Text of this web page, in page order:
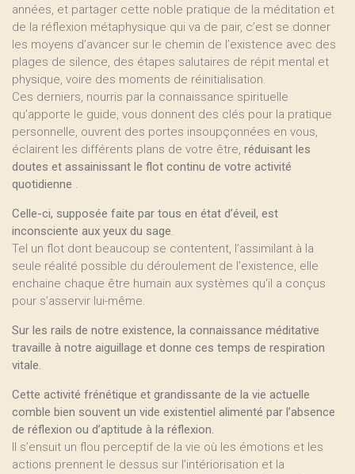
années, et partager cette noble pratique de la méditation et
de la réflexion métaphysique qui va de pair, c’est se donner
les moyens d’avancer sur le chemin de l’existence avec des
plages de silence, des étapes salutaires de répit mental et
physique, voire des moments de réinitialisation.
Ces derniers, nourris par la connaissance spirituelle
qu’apporte le guide, vous donnent des clés pour la pratique
personnelle, ouvrent des portes insoupçonnées en vous,
éclairent les différents plans de votre être, réduisant les
doutes et assainissant le flot continu de votre activité
quotidienne .
Celle-ci, supposée faite par tous en état d’éveil, est
inconsciente aux yeux du sage.
Tel un flot dont beaucoup se contentent, l’assimilant à la
seule réalité possible du déroulement de l’existence, elle
enchaine chaque être humain aux systèmes qu‘il a conçus
pour s’asservir lui-même.
Sur les rails de notre existence, la connaissance méditative
travaille à notre aiguillage et donne ces temps de respiration
vitale.
Cette activité frénétique et grandissante de la vie actuelle
comble bien souvent un vide existentiel alimenté par l’absence
de réflexion ou d’aptitude à la réflexion.
Il s’ensuit un flou perceptif de la vie où les émotions et les
actions prennent le dessus sur l’intériorisation et la